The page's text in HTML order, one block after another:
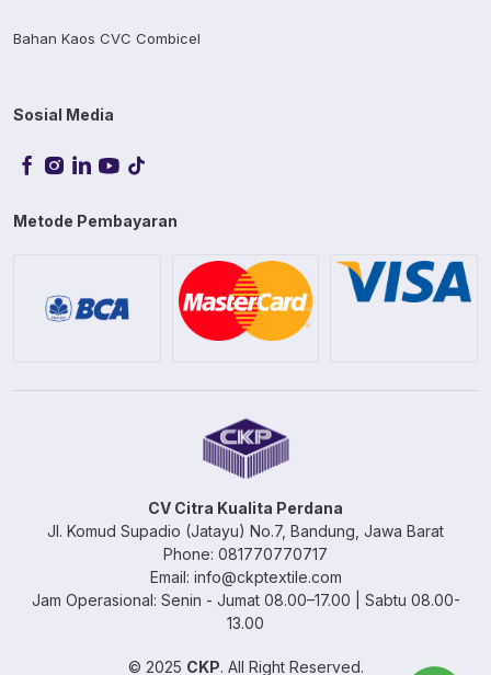
Bahan Kaos CVC Combicel
Sosial Media
Metode Pembayaran
CV Citra Kualita Perdana
Jl. Komud Supadio (Jatayu) No.7, Bandung, Jawa Barat
Phone: 081770770717
Email: info@ckptextile.com
Jam Operasional: Senin - Jumat 08.00–17.00 | Sabtu 08.00-
13.00
© 2025 CKP. All Right Reserved.